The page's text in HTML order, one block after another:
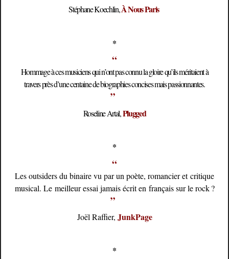
Stéphane Koechlin,À Nous Paris
*
“
Hommage à ces musiciens qui n’ont pas connu la gloire qu’ils méritaient à
travers près d’une centaine de biographies concises mais passionnantes.
”
Roseline Artal,Plugged
*
“
Les outsiders du binaire vu par un poète, romancier et critique
musical. Le meilleur essai jamais écrit en français sur le rock ?
”
Joël Raffier, JunkPage
*